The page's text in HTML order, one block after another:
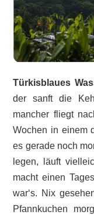
Türkisblaues
der sanft die
mancher fliegt
Wochen in einem
es gerade noch
legen, läuft
macht einen
war‘s. Nix
Pfannkuchen